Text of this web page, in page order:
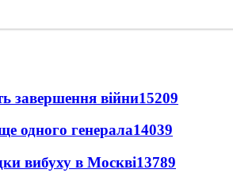
завершення війни15209
одного генерала14039
вибуху в Москві13789